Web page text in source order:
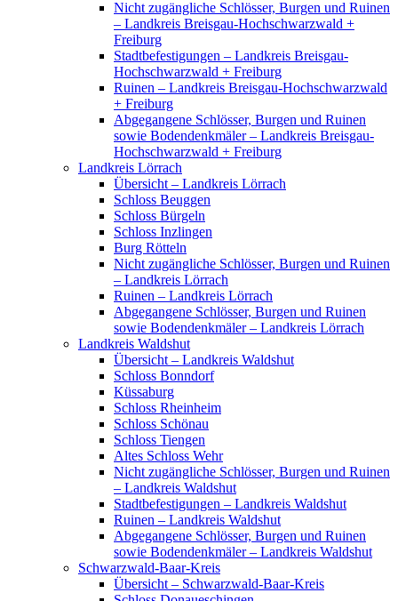
Nicht zugängliche Schlösser, Burgen und Ruinen
– Landkreis Breisgau-Hochschwarzwald +
Freiburg
Stadtbefestigungen – Landkreis Breisgau-
Hochschwarzwald + Freiburg
Ruinen – Landkreis Breisgau-Hochschwarzwald
+ Freiburg
Abgegangene Schlösser, Burgen und Ruinen
sowie Bodendenkmäler – Landkreis Breisgau-
Hochschwarzwald + Freiburg
Landkreis Lörrach
Übersicht – Landkreis Lörrach
Schloss Beuggen
Schloss Bürgeln
Schloss Inzlingen
Burg Rötteln
Nicht zugängliche Schlösser, Burgen und Ruinen
– Landkreis Lörrach
Ruinen – Landkreis Lörrach
Abgegangene Schlösser, Burgen und Ruinen
sowie Bodendenkmäler – Landkreis Lörrach
Landkreis Waldshut
Übersicht – Landkreis Waldshut
Schloss Bonndorf
Küssaburg
Schloss Rheinheim
Schloss Schönau
Schloss Tiengen
Altes Schloss Wehr
Nicht zugängliche Schlösser, Burgen und Ruinen
– Landkreis Waldshut
Stadtbefestigungen – Landkreis Waldshut
Ruinen – Landkreis Waldshut
Abgegangene Schlösser, Burgen und Ruinen
sowie Bodendenkmäler – Landkreis Waldshut
Schwarzwald-Baar-Kreis
Übersicht – Schwarzwald-Baar-Kreis